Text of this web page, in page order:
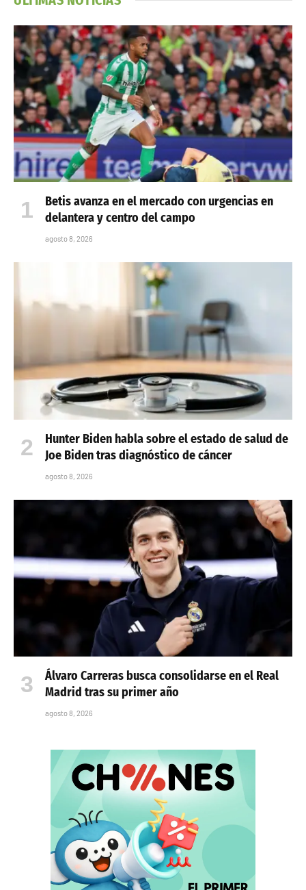
Betis avanza en el mercado con urgencias en
delantera y centro del campo
agosto 8, 2026
Hunter Biden habla sobre el estado de salud de
Joe Biden tras diagnóstico de cáncer
agosto 8, 2026
Álvaro Carreras busca consolidarse en el Real
Madrid tras su primer año
agosto 8, 2026